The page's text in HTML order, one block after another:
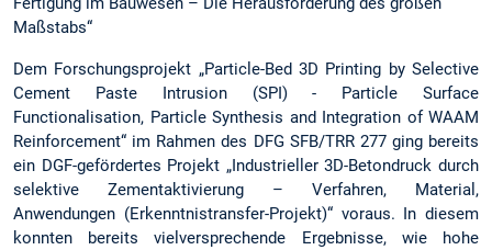
Maßstabs“
Dem Forschungsprojekt „Particle-Bed 3D Printing by Selective
Cement Paste Intrusion (SPI) - Particle Surface
Functionalisation, Particle Synthesis and Integration of WAAM
Reinforcement“ im Rahmen des DFG SFB/TRR 277 ging bereits
ein DGF-gefördertes Projekt „Industrieller 3D-Betondruck durch
selektive Zementaktivierung – Verfahren, Material,
Anwendungen (Erkenntnistransfer-Projekt)“ voraus. In diesem
konnten bereits vielversprechende Ergebnisse, wie hohe